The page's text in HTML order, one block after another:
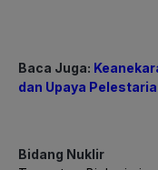
Baca Juga:
dan Upaya
Bidang Nuklir